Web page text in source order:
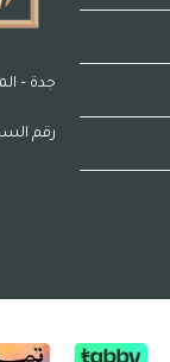
جدة –
رقم السجل